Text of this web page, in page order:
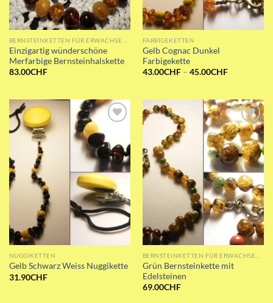
Einzigartig wünderschöne
Merfarbige Bernsteinhalskette
83.00CHF
FARBIGEKETTEN
Gelb Cognac Dunkel
Farbigekette
43.00CHF – 45.00CHF
Add to wishlist
NUGGIKETTEN
Gelb Schwarz Weiss Nuggikette
31.90CHF
Add to wishlist
Grün Bernsteinkette mit
Edelsteinen
69.00CHF